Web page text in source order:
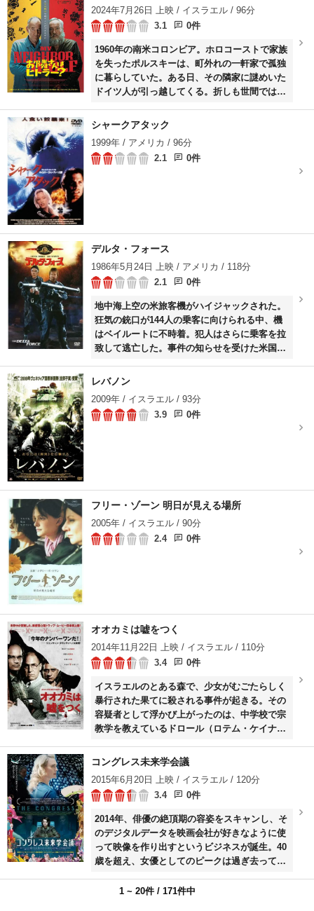
2024年7月26日 上映 / イスラエル / 96分
3.1
0件
1960年の南米コロンビア。ホロコーストで家族
を失ったポルスキーは、町外れの一軒家で孤独
に暮らしていた。ある日、その隣家に謎めいた
ドイツ人が引っ越してくる。折しも世間では、
のアドルフ・アイヒマン拘束のニュースで賑わ
トラーに酷似していると気づいたポルスキー
は、自らの手でヒトラー本人であることを証明
シャークアタック
1999年 / アメリカ / 96分
2.1
0件
デルタ・フォース
1986年5月24日 上映 / アメリカ / 118分
2.1
0件
地中海上空の米旅客機がハイジャックされた。
狂気の銃口が144人の乗客に向けられる中、機
はベイルートに不時着。犯人はさらに乗客を拉
致して逃亡した。事件の知らせを受けた米国は
を送り出した。
レバノン
2009年 / イスラエル / 93分
3.9
0件
フリー・ゾーン 明日が見える場所
2005年 / イスラエル / 90分
2.4
0件
オオカミは嘘をつく
2014年11月22日 上映 / イスラエル / 110分
3.4
0件
イスラエルのとある森で、少女がむごたらしく
暴行された果てに殺される事件が起きる。その
容疑者として浮かび上がったのは、中学校で宗
教学を教えているドロール（ロテム・ケイナ
ジ）が責任者として彼の尋問にあたるものの、
た取り調べが何者かによって録画され、動画サ
イトにアップされてしまったことでミッキは交
通課に異動になってしまう。しかし、ミッキは
ドロールが犯人だと思っていて……。
コングレス未来学会議
2015年6月20日 上映 / イスラエル / 120分
3.4
0件
2014年、俳優の絶頂期の容姿をスキャンし、そ
のデジタルデータを映画会社が好きなように使
って映像を作り出すというビジネスが誕生。40
歳を超え、女優としてのピークは過ぎ去ってし
子供たちのためにある決断をする。彼女は大金
1 ~ 20件 / 171件中